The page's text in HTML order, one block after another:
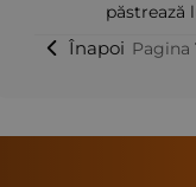
păstrează
Înapoi Pagina